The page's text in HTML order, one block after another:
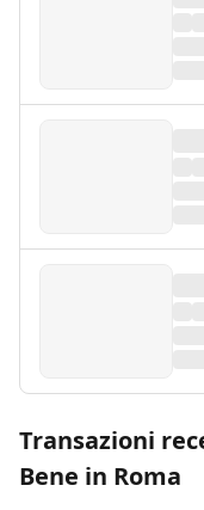
Transazioni
Bene in Roma